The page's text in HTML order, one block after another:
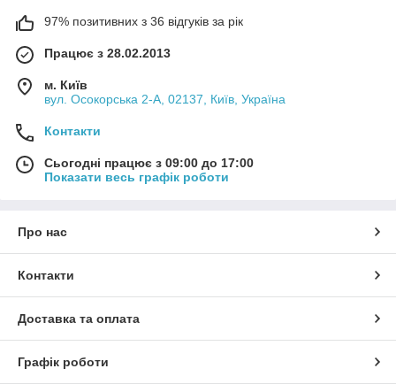
97% позитивних з 36 відгуків за рік
Працює з 28.02.2013
м. Київ
вул. Осокорська 2-А, 02137, Київ, Україна
Контакти
Сьогодні працює з 09:00 до 17:00
Показати весь графік роботи
Про нас
Контакти
Доставка та оплата
Графік роботи